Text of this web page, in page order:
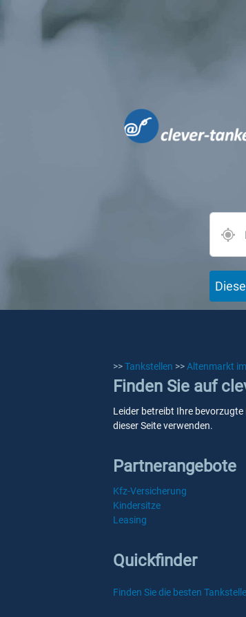
Diesel
>>Tankstellen >>Altenmarkt
Finden Sie auf
Leider betreibt Ihre bevorzugte
dieser Seite verwenden.
Partnerangebote
Kfz-Versicherung
Kindersitze
Leasing
Quickfinder
Finden Sie die besten